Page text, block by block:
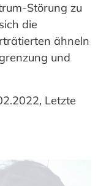
Störung zu
die
ähneln
und
Letzte